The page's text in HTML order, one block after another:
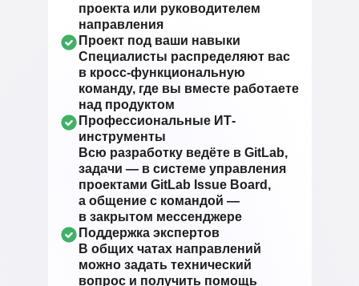
проекта или руководителем
направления
Проект под ваши навыки
Специалисты распределяют вас
в кросс-функциональную
команду, где вы вместе работаете
над продуктом
Профессиональные ИТ-
инструменты
Всю разработку ведёте в GitLab,
задачи — в системе управления
проектами GitLab Issue Board,
а общение с командой —
в закрытом мессенджере
Поддержка экспертов
В общих чатах направлений
можно задать технический
вопрос и получить помощь